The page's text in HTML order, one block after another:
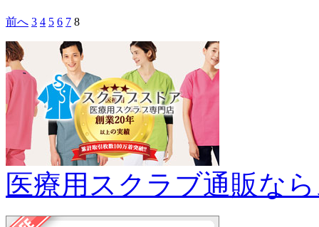
前へ 3 4 5 6 7 8
医療用スクラブ通販な